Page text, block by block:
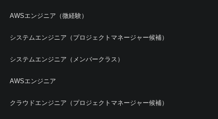
AWSエンジニア（微経験）
システムエンジニア（プロジェクトマネージャー候補）
システムエンジニア（メンバークラス）
AWSエンジニア
クラウドエンジニア（プロジェクトマネージャー候補）